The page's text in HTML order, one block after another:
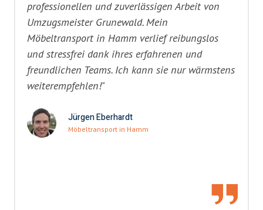
professionellen und zuverlässigen Arbeit von
Umzugsmeister Grunewald. Mein
Möbeltransport in Hamm verlief reibungslos
und stressfrei dank ihres erfahrenen und
freundlichen Teams. Ich kann sie nur wärmstens
weiterempfehlen!"
Jürgen Eberhardt
Möbeltransport in Hamm